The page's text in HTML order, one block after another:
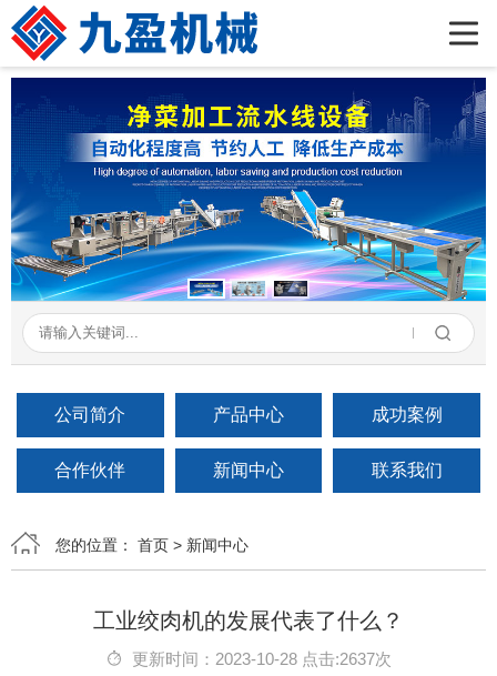
公司简介
产品展示
新闻资讯
成功案例
在线留言
联系我们
公司简介 产品中心 成功案例
合作伙伴 新闻中心 联系我们
您的位置： 首页 > 新闻中心
工业绞肉机的发展代表了什么？
更新时间：2023-10-28 点击:2637次